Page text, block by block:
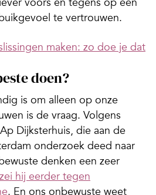
te vertrouwen.
maken: zo doe je dat
doen?
is om alleen op onze
is de vraag. Volgens
Dijksterhuis, die aan de
onderzoek deed naar
denken een zeer
zei hij eerder tegen
. En ons onbewuste weet